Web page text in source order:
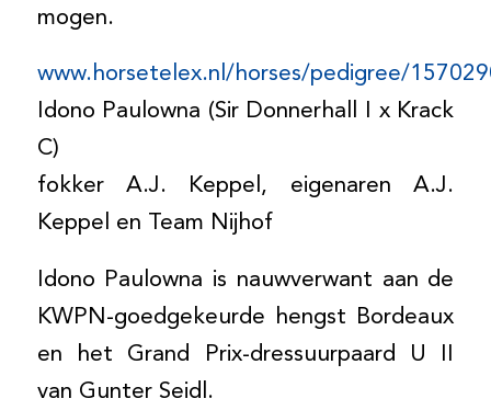
mogen.
www.horsetelex.nl/horses/pedigree/
Idono Paulowna (Sir Donnerhall I x Krack
C)
fokker A.J. Keppel, eigenaren A.J.
Keppel en Team Nijhof
Idono Paulowna is nauwverwant aan de
KWPN-goedgekeurde hengst Bordeaux
en het Grand Prix-dressuurpaard U II
van Gunter Seidl.